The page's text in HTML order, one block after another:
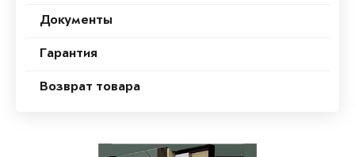
Документы
Гарантия
Возврат товара